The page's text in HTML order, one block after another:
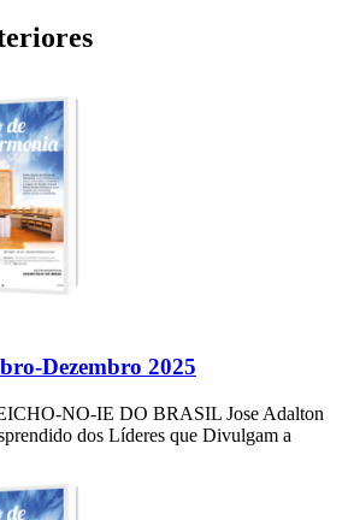
Dezembro 2025
NO-IE DO BRASIL Jose Adalton
dos Líderes que Divulgam a